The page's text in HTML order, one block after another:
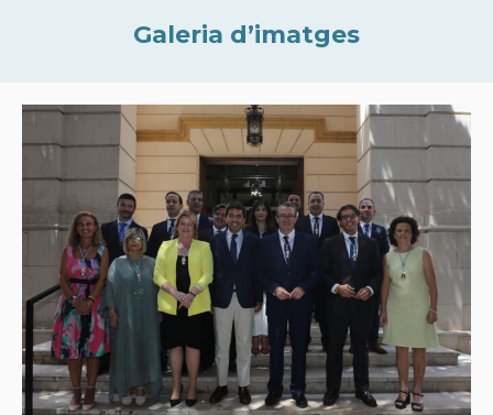
Galeria d’imatges